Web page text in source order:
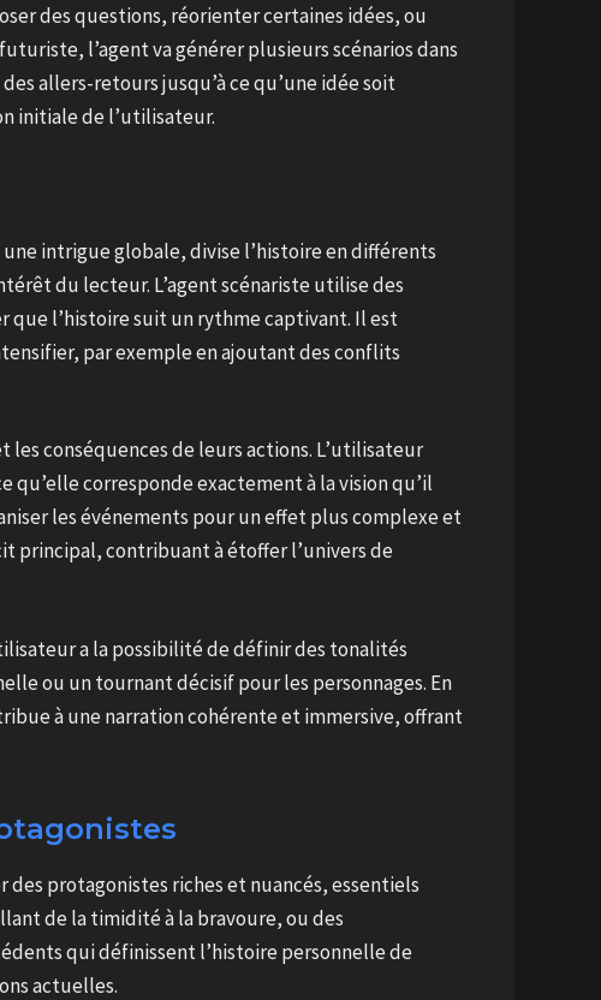
des questions, réorienter certaines idées, ou
l’agent va générer plusieurs scénarios dans
allers-retours jusqu’à ce qu’une idée soit
initiale de l’utilisateur.
intrigue globale, divise l’histoire en différents
du lecteur. L’agent scénariste utilise des
que l’histoire suit un rythme captivant. Il est
par exemple en ajoutant des conflits
conséquences de leurs actions. L’utilisateur
corresponde exactement à la vision qu’il
les événements pour un effet plus complexe et
principal, contribuant à étoffer l’univers de
a la possibilité de définir des tonalités
ou un tournant décisif pour les personnages. En
à une narration cohérente et immersive, offrant
des protagonistes riches et nuancés, essentiels
de la timidité à la bravoure, ou des
qui définissent l’histoire personnelle de
actuelles.